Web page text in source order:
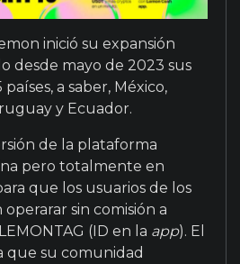
inició su expansión
desde mayo de 2023 sus
a saber, México,
y Ecuador.
de la plataforma
pero totalmente en
que los usuarios de los
operarar sin comisión a
(ID en la app). El
que su comunidad